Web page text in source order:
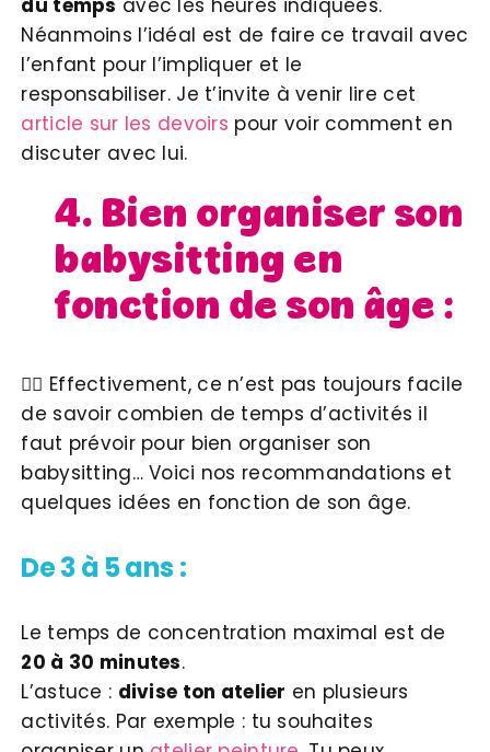
Néanmoins l’idéal est de faire ce travail avec
l’enfant pour l’impliquer et le
responsabiliser. Je t’invite à venir lire cet
article sur les devoirs pour voir comment en
discuter avec lui.
4. Bien organiser son
babysitting en
fonction de son âge :
💁‍♀️ Effectivement, ce n’est pas toujours facile
de savoir combien de temps d’activités il
faut prévoir pour bien organiser son
babysitting… Voici nos recommandations et
quelques idées en fonction de son âge.
De 3 à 5 ans :
Le temps de concentration maximal est de
20 à 30 minutes.
L’astuce : divise ton atelier en plusieurs
activités. Par exemple : tu souhaites